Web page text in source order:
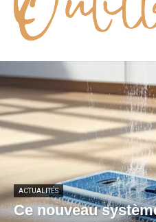
ACTUALITÉS
Ce nouveau